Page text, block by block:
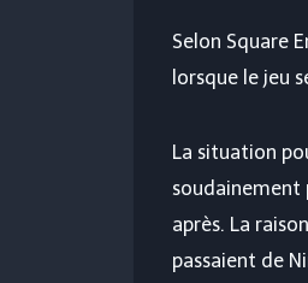
Selon Square
lorsque le jeu
La situation
soudainement
après. La
passaient de